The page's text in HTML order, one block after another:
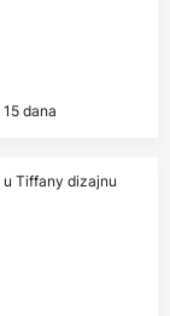
dana
u Tiffany dizajnu